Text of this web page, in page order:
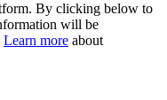
By clicking below to
will be
Learn more about